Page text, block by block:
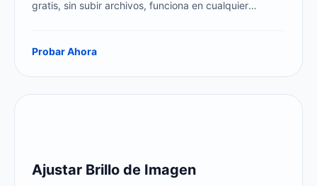
gratis, sin subir archivos, funciona en cualquier
Vista previa en tiempo real, 100% local.
Probar Ahora
Ajustar Brillo de Imagen